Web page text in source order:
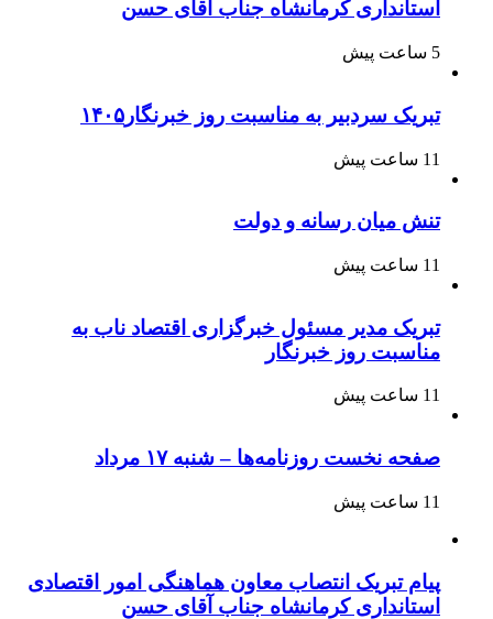
استانداری کرمانشاه جناب آقای حسن
5 ساعت پیش
تبریک سردبیر به مناسبت روز خبرنگار۱۴۰۵
11 ساعت پیش
تنش میان رسانه و دولت
11 ساعت پیش
تبریک مدیر مسئول خبرگزاری اقتصاد ناب به
مناسبت روز خبرنگار
11 ساعت پیش
صفحه نخست روزنامه‌ها – شنبه ۱۷ مرداد
11 ساعت پیش
پیام تبریک انتصاب معاون هماهنگی امور اقتصادی
استانداری کرمانشاه جناب آقای حسن